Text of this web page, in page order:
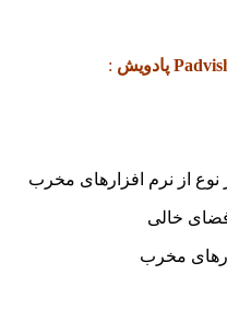
:
نرم افزارهای مخرب